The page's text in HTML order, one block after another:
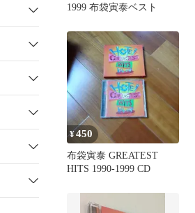
1999 布袋寅泰ベスト
¥450
布袋寅泰 GREATEST
HITS 1990-1999 CD